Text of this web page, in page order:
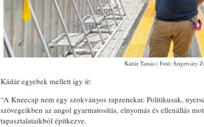
Kádár Tamás ( Fotó: Szigetváry
Kádár egyebek mellett így ír:
“A Kneecap nem egy szokványos rapzenekar. Politikusak,
szövegeikben az angol gyarmatosítás, elnyomás és ellenállás
tapasztalataikból építkezve.